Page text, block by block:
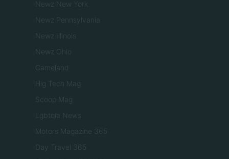
Newz New York
Newz Pennsylvania
Newz Illinois
Newz Ohio
Gameland
Hig Tech Mag
Scoop Mag
Lgbtqia News
Motors Magazine 365
Day Travel 365